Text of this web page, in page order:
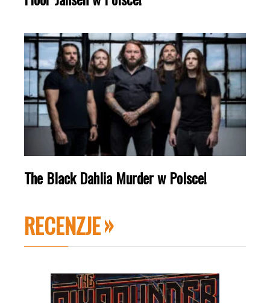
The Black Dahlia Murder w Polsce!
RECENZJE